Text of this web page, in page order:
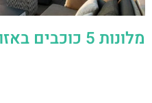
מלונות 5 כוכבים באזור הוותיקן